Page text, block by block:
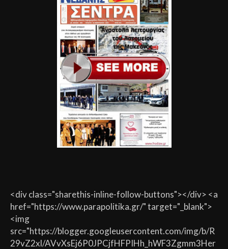
<div class="sharethis-inline-follow-buttons"></div> <a
href="https://www.parapolitika.gr/" target="_blank">
<img
src="https://blogger.googleusercontent.com/img/b/R
29vZ2xl/AVvXsEj6P0JPCjfHFPIHh_hWF3Zgmm3Her